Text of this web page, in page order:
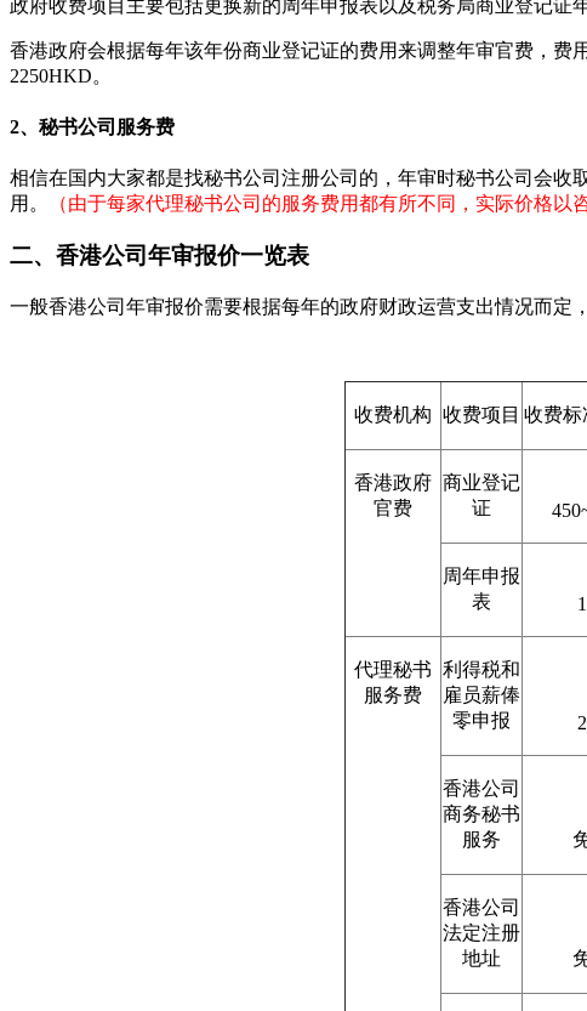
政府收费项目主要包括更换新的周年申报表以及税务局商业登记证
香港政府会根据每年该年份商业登记证的费用来调整年审官费，费
2250HKD。
2、秘书公司服务费
相信在国内大家都是找秘书公司注册公司的，年审时秘书公司会
用。
（由于每家代理秘书公司的服务费用都有所不同，实际价格以
二、香港公司年审报价一览表
一般香港公司年审报价需要根据每年的政府财政运营支出情况而定
收费机构 收费项目 收费标
香港政府
官费
商业登记
证
周年申报
表
代理秘书
服务费
利得税和
雇员薪俸
零申报
香港公司
商务秘书
服务
香港公司
法定注册
地址